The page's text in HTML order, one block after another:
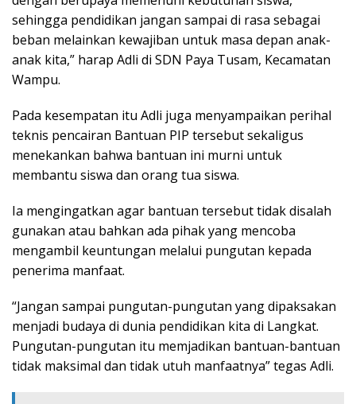
sehingga pendidikan jangan sampai di rasa sebagai
beban melainkan kewajiban untuk masa depan anak-
anak kita,” harap Adli di SDN Paya Tusam, Kecamatan
Wampu.
Pada kesempatan itu Adli juga menyampaikan perihal
teknis pencairan Bantuan PIP tersebut sekaligus
menekankan bahwa bantuan ini murni untuk
membantu siswa dan orang tua siswa.
Ia mengingatkan agar bantuan tersebut tidak disalah
gunakan atau bahkan ada pihak yang mencoba
mengambil keuntungan melalui pungutan kepada
penerima manfaat.
“Jangan sampai pungutan-pungutan yang dipaksakan
menjadi budaya di dunia pendidikan kita di Langkat.
Pungutan-pungutan itu memjadikan bantuan-bantuan
tidak maksimal dan tidak utuh manfaatnya” tegas Adli.